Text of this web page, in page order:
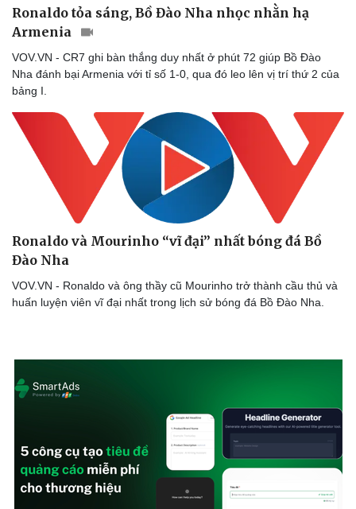
Dinh dưỡng - món ngon
Nhi khoa
Nam khoa
Làm đẹp - giảm cân
Phòng mạch online
Blog
Tình yêu - Gia đình
Ronaldo tỏa sáng, Bồ Đào Nha nhọc nhằn hạ
Armenia
VOV.VN - CR7 ghi bàn thắng duy nhất ở phút 72 giúp Bồ Đào
Nha đánh bại Armenia với tỉ số 1-0, qua đó leo lên vị trí thứ 2 của
bảng I.
Ronaldo và Mourinho “vĩ đại” nhất bóng đá Bồ
Đào Nha
VOV.VN - Ronaldo và ông thầy cũ Mourinho trở thành cầu thủ và
huấn luyện viên vĩ đại nhất trong lịch sử bóng đá Bồ Đào Nha.